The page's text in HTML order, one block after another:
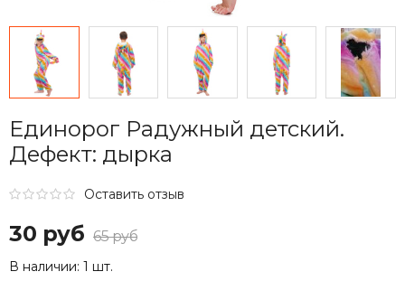
Единорог Радужный детский.
Дефект: дырка
Оставить отзыв
30 руб 65 руб
В наличии: 1 шт.